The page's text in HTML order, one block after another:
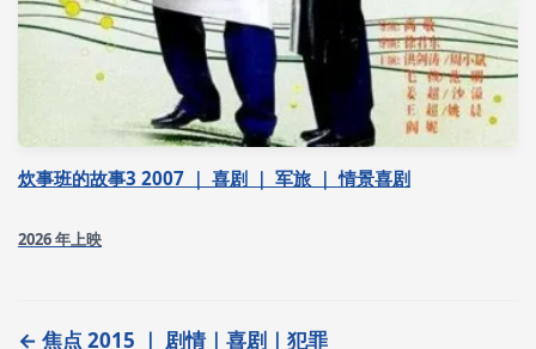
炊事班的故事3 2007 ｜ 喜剧 ｜ 军旅 ｜ 情景喜剧
2026 年上映
← 焦点 2015 ｜ 剧情｜喜剧｜犯罪